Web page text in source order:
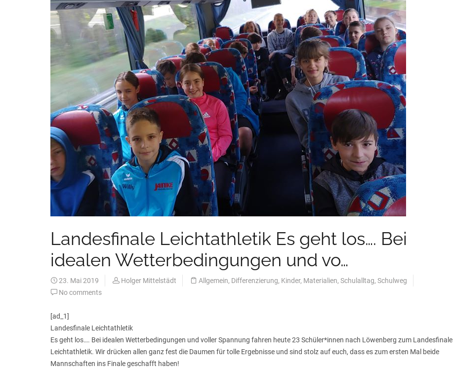
Landesfinale Leichtathletik Es geht los…. Bei
idealen Wetterbedingungen und vo…
23. Mai 2019 Holger Mittelstädt Allgemein, Differenzierung, Kinder, Materialien, Schulalltag, Schulweg
No comments
[ad_1]
Landesfinale Leichtathletik
Es geht los…. Bei idealen Wetterbedingungen und voller Spannung fahren heute 23 Schüler*innen nach Löwenberg zum Landesfinale
Leichtathletik. Wir drücken allen ganz fest die Daumen für tolle Ergebnisse und sind stolz auf euch, dass es zum ersten Mal beide
Mannschaften ins Finale geschafft haben!